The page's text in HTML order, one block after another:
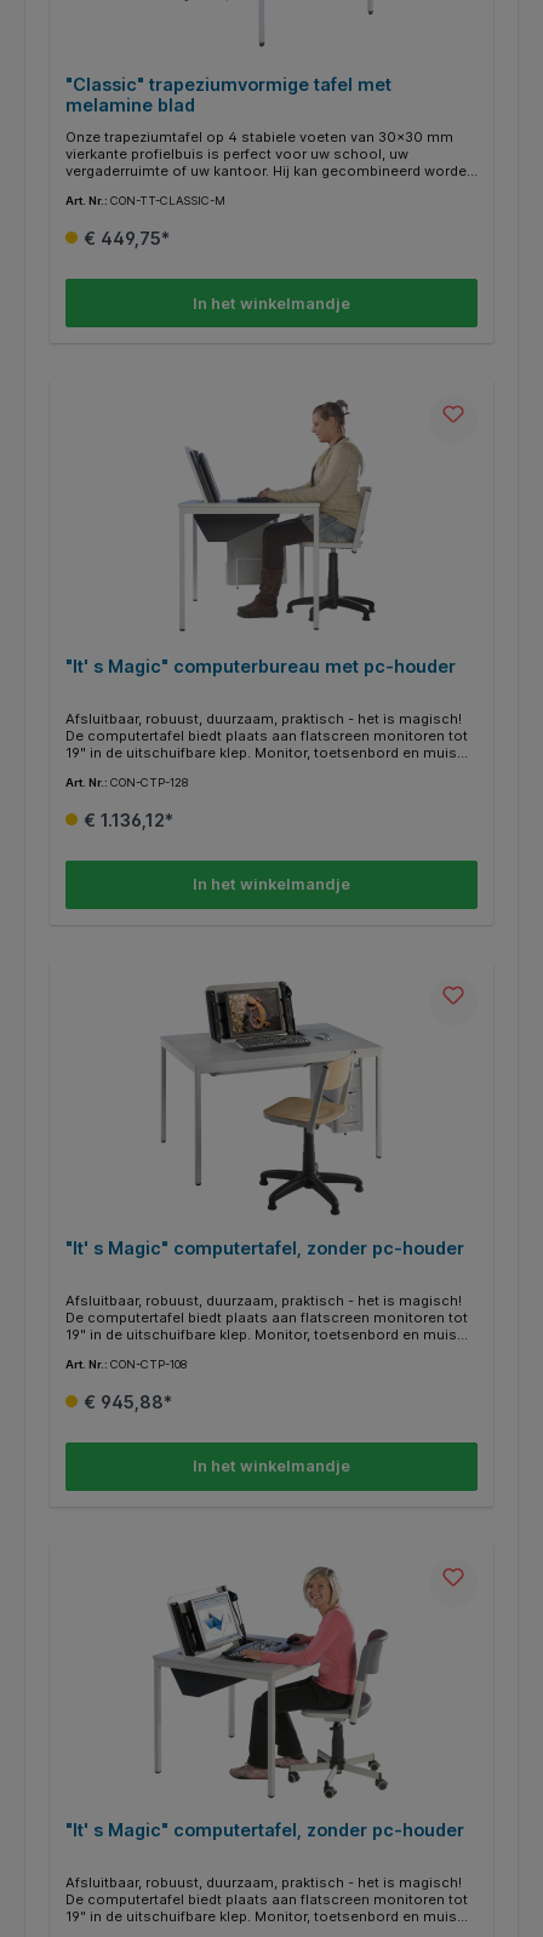
"Classic" trapeziumvormige tafel met
melamine blad
Onze trapeziumtafel op 4 stabiele voeten van 30x30 mm
vierkante profielbuis is perfect voor uw school, uw
vergaderruimte of uw kantoor. Hij kan gecombineerd worden
combinatiemogelijkheden. Het tafelblad bestaat uit 19 mm
melaminehars. De randen zijn afgesloten met 2 mm dikke
Art. Nr.: CON-TT-CLASSIC-M
€ 449,75*
In het winkelmandje
"It' s Magic" computerbureau met pc-houder
Afsluitbaar, robuust, duurzaam, praktisch - het is magisch!
De computertafel biedt plaats aan flatscreen monitoren tot
19" in de uitschuifbare klep. Monitor, toetsenbord en muis
creëer je in een handomdraai ruimte op je bureau. De
de 19 mm dikke melaminehars gecoate spaanplaat met ABS
stroomkabels: 60cm x 50cm, toetsenbordlade: 60cm x
24cm
Art. Nr.: CON-CTP-128
€ 1.136,12*
In het winkelmandje
"It' s Magic" computertafel, zonder pc-houder
Afsluitbaar, robuust, duurzaam, praktisch - het is magisch!
De computertafel biedt plaats aan flatscreen monitoren tot
19" in de uitschuifbare klep. Monitor, toetsenbord en muis
creëer je in een handomdraai ruimte op je bureau. De
de 19 mm dikke melaminehars gecoate spaanplaat met ABS
stroomkabels: 60cm x 50cm, toetsenbordlade: 60cm x
24cm
Art. Nr.: CON-CTP-108
€ 945,88*
In het winkelmandje
"It' s Magic" computertafel, zonder pc-houder
Afsluitbaar, robuust, duurzaam, praktisch - het is magisch!
De computertafel biedt plaats aan flatscreen monitoren tot
19" in de uitschuifbare klep. Monitor, toetsenbord en muis